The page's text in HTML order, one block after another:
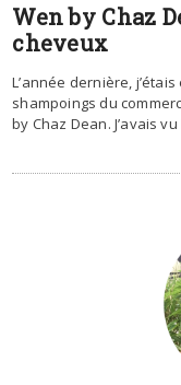
Wen by Chaz
cheveux
L’année dernière,
shampoings du
by Chaz Dean. J’avais